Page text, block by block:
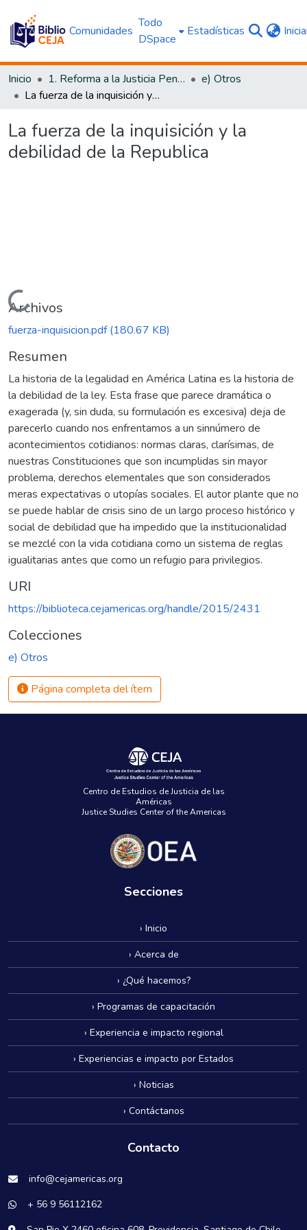
Comunidades
Todo
DSpace
Estadísticas
Inicio 1. Reforma a la Justicia Penal
e) Otros
La fuerza de la inquisición y la debilidad de la Republica
La fuerza de la inquisición y la
debilidad de la Republica
Cargando...
Archivos
fuerza-inquisicion.pdf(180.67 KB)
Resumen
La historia de la legalidad en América Latina es la historia de
la debilidad de la ley. Esta frase que parece dramática o
exagerada (y, sin duda, su formulación es excesiva) deja de
parecerlo cuando nos enfrentamos a un sinnúmero de
acontecimientos cotidianos: normas claras, clarísimas, de
nuestras Constituciones que son incumplidas sin mayor
problema, derechos elementales que son considerados
meras expectativas o utopías sociales. El autor plante que no
se puede hablar de crisis sino de un largo proceso histórico y
social de debilidad que ha impedido que la institucionalidad
se mezclé con la vida cotidiana como un sistema de reglas
igualitarias antes que como un refugio para privilegios.
URI
https://biblioteca.cejamericas.org/handle/2015/2431
Colecciones
e) Otros
Página completa del ítem
Centro de Estudios de Justicia de las
Américas
Justice Studies Center of the Americas
Secciones
› Inicio
› Acerca de
› ¿Qué hacemos?
› Programas de capacitación
› Experiencia e impacto regional
› Experiencias e impacto por Estados
› Noticias
› Contáctanos
Contacto
info@cejamericas.org
+ 56 9 56112162